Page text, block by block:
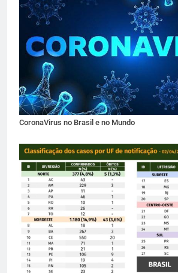
CoronaVirus no Brasil e no Mundo